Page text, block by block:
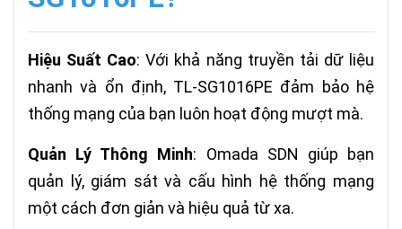
Hiệu Suất Cao: Với khả năng truyền tải dữ liệu
nhanh và ổn định, TL-SG1016PE đảm bảo hệ
thống mạng của bạn luôn hoạt động mượt mà.
Quản Lý Thông Minh: Omada SDN giúp bạn
quản lý, giám sát và cấu hình hệ thống mạng
một cách đơn giản và hiệu quả từ xa.